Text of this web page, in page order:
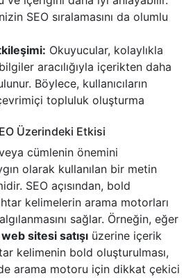
SEO sıralamasını da olumlu
Okuyucular, kolaylıkla
aracılığıyla içerikten daha
Böylece, kullanıcıların
topluluk oluşturma
Üzerindeki Etkisi
cümlenin önemini
olarak kullanılan bir metin
SEO açısından, bold
kelimelerin arama motorları
sağlar. Örneğin, eğer
web sitesi satışı üzerine içerik
kelimenin bold oluşturulması,
arama motoru için dikkat çekici